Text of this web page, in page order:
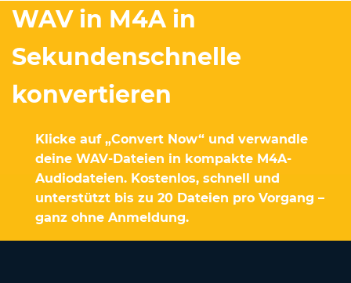
WAV in M4A in
Sekundenschnelle
konvertieren
Klicke auf „Convert Now“ und verwandle
deine WAV-Dateien in kompakte M4A-
Audiodateien. Kostenlos, schnell und
unterstützt bis zu 20 Dateien pro Vorgang –
ganz ohne Anmeldung.